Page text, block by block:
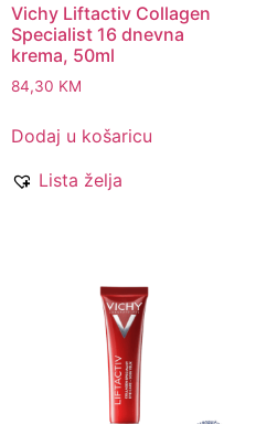
Vichy Liftactiv Collagen
Specialist 16 dnevna
krema, 50ml
84,30 KM
Dodaj u košaricu
Lista želja